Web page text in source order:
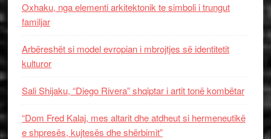
Oxhaku, nga elementi arkitektonik te simboli i trungut
familjar
Arbëreshët si model evropian i mbrojtjes së identitetit
kulturor
Sali Shijaku, “Diego Rivera” shqiptar i artit tonë kombëtar
“Dom Fred Kalaj, mes altarit dhe atdheut si hermeneutikë
e shpresës, kujtesës dhe shërbimit”